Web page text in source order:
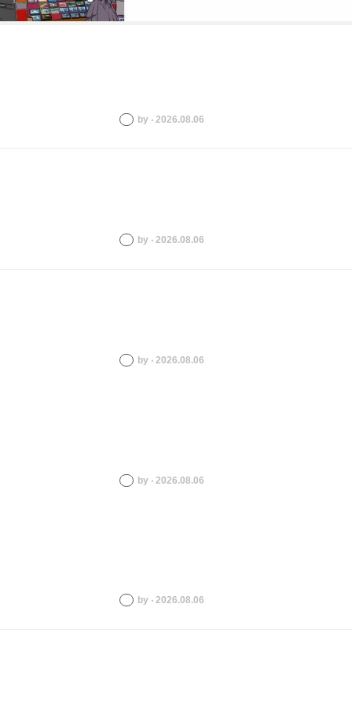
by ‧ 2026.08.06
by ‧ 2026.08.06
by ‧ 2026.08.06
by ‧ 2026.08.06
by ‧ 2026.08.06